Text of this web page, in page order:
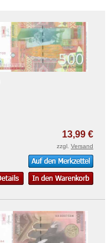
13,99 €
zzgl. Versand